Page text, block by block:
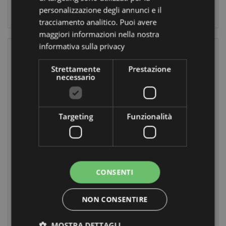
LOGIN LOGIN
Back in Stock
Portachiavi in
Resina - Elmo
disponibile
Portachiavi in
Resina - Egizi
ESP18
324
disponibile
personalizzazione degli annunci e il
tracciamento analitico. Puoi avere
maggiori informazioni nella nostra
informativa sulla privacy
Strettamente
necessario
Prestazione
Targeting Funzionalità
CONSENTI
NON CONSENTIRE